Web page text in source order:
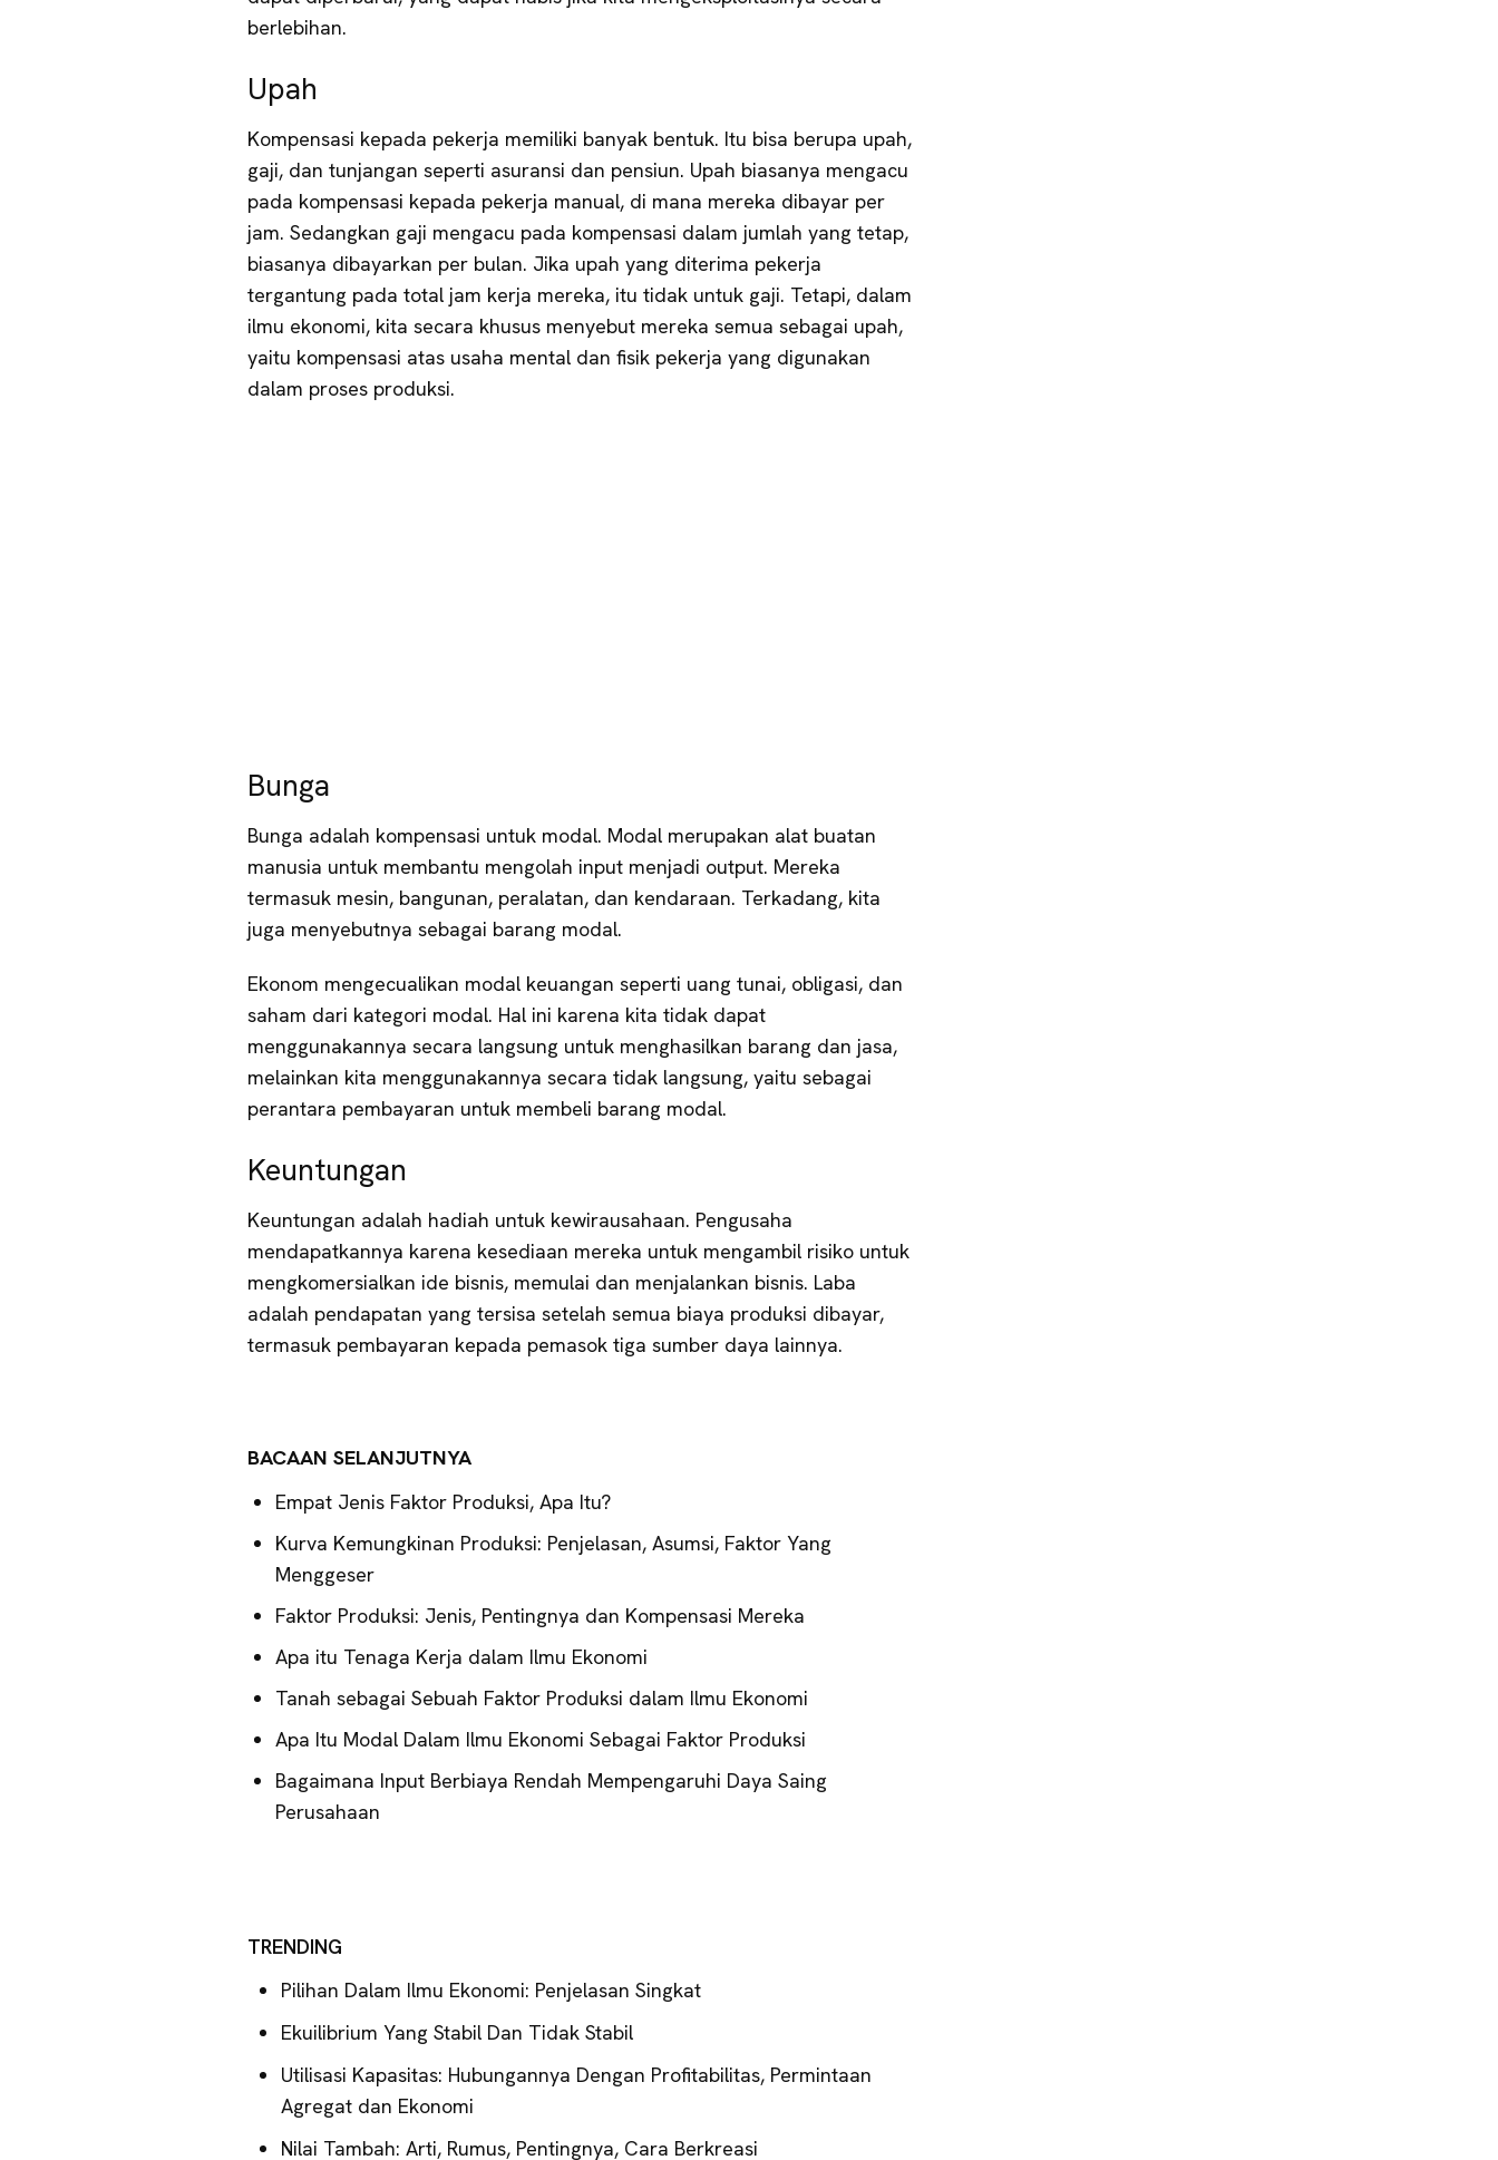
berlebihan.
Upah
Kompensasi kepada pekerja memiliki banyak bentuk. Itu bisa berupa upah,
gaji, dan tunjangan seperti asuransi dan pensiun. Upah biasanya mengacu
pada kompensasi kepada pekerja manual, di mana mereka dibayar per
jam. Sedangkan gaji mengacu pada kompensasi dalam jumlah yang tetap,
biasanya dibayarkan per bulan. Jika upah yang diterima pekerja
tergantung pada total jam kerja mereka, itu tidak untuk gaji. Tetapi, dalam
ilmu ekonomi, kita secara khusus menyebut mereka semua sebagai upah,
yaitu kompensasi atas usaha mental dan fisik pekerja yang digunakan
dalam proses produksi.
Bunga
Bunga adalah kompensasi untuk modal. Modal merupakan alat buatan
manusia untuk membantu mengolah input menjadi output. Mereka
termasuk mesin, bangunan, peralatan, dan kendaraan. Terkadang, kita
juga menyebutnya sebagai barang modal.
Ekonom mengecualikan modal keuangan seperti uang tunai, obligasi, dan
saham dari kategori modal. Hal ini karena kita tidak dapat
menggunakannya secara langsung untuk menghasilkan barang dan jasa,
melainkan kita menggunakannya secara tidak langsung, yaitu sebagai
perantara pembayaran untuk membeli barang modal.
Keuntungan
Keuntungan adalah hadiah untuk kewirausahaan. Pengusaha
mendapatkannya karena kesediaan mereka untuk mengambil risiko untuk
mengkomersialkan ide bisnis, memulai dan menjalankan bisnis. Laba
adalah pendapatan yang tersisa setelah semua biaya produksi dibayar,
termasuk pembayaran kepada pemasok tiga sumber daya lainnya.
BACAAN SELANJUTNYA
Empat Jenis Faktor Produksi, Apa Itu?
Kurva Kemungkinan Produksi: Penjelasan, Asumsi, Faktor Yang
Menggeser
Faktor Produksi: Jenis, Pentingnya dan Kompensasi Mereka
Apa itu Tenaga Kerja dalam Ilmu Ekonomi
Tanah sebagai Sebuah Faktor Produksi dalam Ilmu Ekonomi
Apa Itu Modal Dalam Ilmu Ekonomi Sebagai Faktor Produksi
Bagaimana Input Berbiaya Rendah Mempengaruhi Daya Saing
Perusahaan
TRENDING
Pilihan Dalam Ilmu Ekonomi: Penjelasan Singkat
Ekuilibrium Yang Stabil Dan Tidak Stabil
Utilisasi Kapasitas: Hubungannya Dengan Profitabilitas, Permintaan
Agregat dan Ekonomi
Nilai Tambah: Arti, Rumus, Pentingnya, Cara Berkreasi